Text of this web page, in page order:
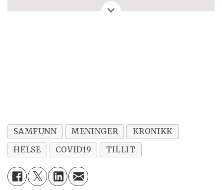
kronikken. Eller spørsmål, ros eller kritikk
SAMFUNN MENINGER
KRONIKK
HELSE
COVID19 TILLIT